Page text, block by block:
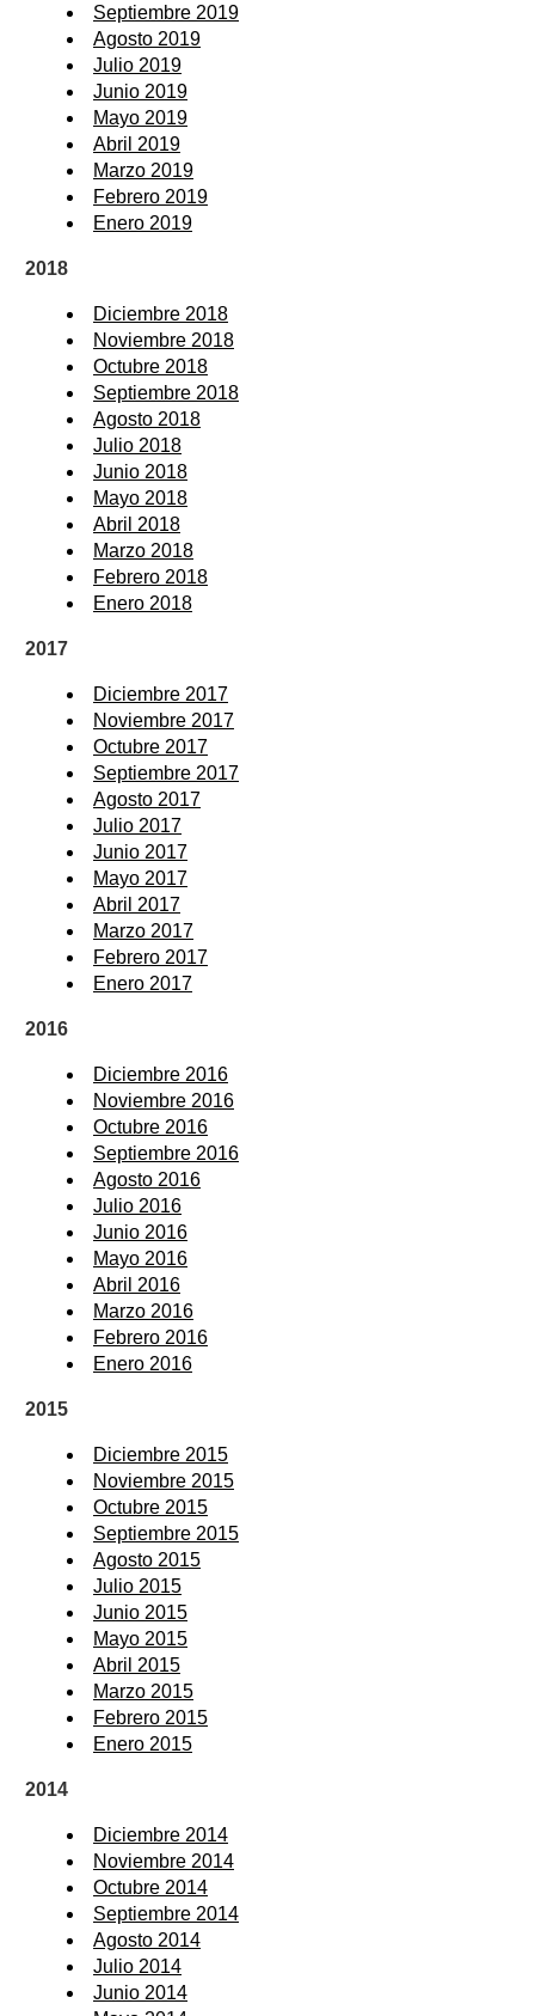
Septiembre 2019
Agosto 2019
Julio 2019
Junio 2019
Mayo 2019
Abril 2019
Marzo 2019
Febrero 2019
Enero 2019
2018
Diciembre 2018
Noviembre 2018
Octubre 2018
Septiembre 2018
Agosto 2018
Julio 2018
Junio 2018
Mayo 2018
Abril 2018
Marzo 2018
Febrero 2018
Enero 2018
2017
Diciembre 2017
Noviembre 2017
Octubre 2017
Septiembre 2017
Agosto 2017
Julio 2017
Junio 2017
Mayo 2017
Abril 2017
Marzo 2017
Febrero 2017
Enero 2017
2016
Diciembre 2016
Noviembre 2016
Octubre 2016
Septiembre 2016
Agosto 2016
Julio 2016
Junio 2016
Mayo 2016
Abril 2016
Marzo 2016
Febrero 2016
Enero 2016
2015
Diciembre 2015
Noviembre 2015
Octubre 2015
Septiembre 2015
Agosto 2015
Julio 2015
Junio 2015
Mayo 2015
Abril 2015
Marzo 2015
Febrero 2015
Enero 2015
2014
Diciembre 2014
Noviembre 2014
Octubre 2014
Septiembre 2014
Agosto 2014
Julio 2014
Junio 2014